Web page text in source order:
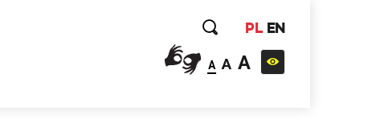
PL EN
A A A